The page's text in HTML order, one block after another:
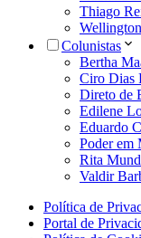
Thiago
Colunistas
Bertha
Ciro Dias
Direto de
Edilene
Eduardo
Poder em
Rita
Valdir
Política de
Portal de